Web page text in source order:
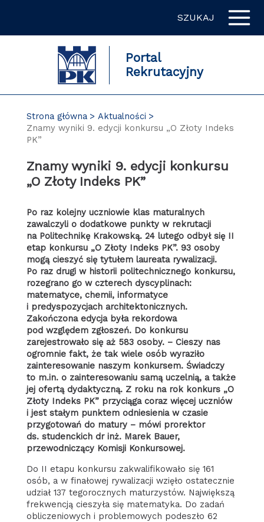
SZUKAJ
Portal
Rekrutacyjny
Strona główna
Aktualności
Znamy wyniki 9. edycji konkursu „O Złoty Indeks
PK”
Znamy wyniki 9. edycji konkursu
„O Złoty Indeks PK”
Po raz kolejny uczniowie klas maturalnych
zawalczyli o dodatkowe punkty w rekrutacji
na Politechnikę Krakowską. 24 lutego odbył się II
etap konkursu „O Złoty Indeks PK”. 93 osoby
mogą cieszyć się tytułem laureata rywalizacji.
Po raz drugi w historii politechnicznego konkursu,
rozegrano go w czterech dyscyplinach:
matematyce, chemii, informatyce
i predyspozycjach architektonicznych.
Zakończona edycja była rekordowa
pod względem zgłoszeń. Do konkursu
zarejestrowało się aż 583 osoby. – Cieszy nas
ogromnie fakt, że tak wiele osób wyraziło
zainteresowanie naszym konkursem. Świadczy
to m.in. o zainteresowaniu samą uczelnią, a także
jej ofertą dydaktyczną. Z roku na rok konkurs „O
Złoty Indeks PK” przyciąga coraz więcej uczniów
i jest stałym punktem odniesienia w czasie
przygotowań do matury – mówi prorektor
ds. studenckich dr inż. Marek Bauer,
przewodniczący Komisji Konkursowej.
Do II etapu konkursu zakwalifikowało się 161
osób, a w finałowej rywalizacji wzięło ostatecznie
udział 137 tegorocznych maturzystów. Największą
frekwencją cieszyła się matematyka. Do zadań
obliczeniowych i problemowych podeszło 62